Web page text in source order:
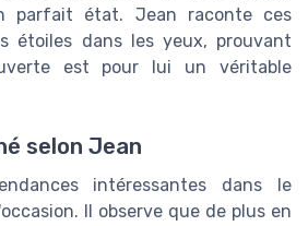
parfait état. Jean raconte ces
étoiles dans les yeux, prouvant
est pour lui un véritable
selon Jean
intéressantes dans le
Il observe que de plus en